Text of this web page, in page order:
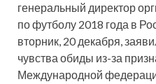
генеральный директор
по футболу 2018 года в
вторник, 20 декабря,
чувства обиды из-за
Международной